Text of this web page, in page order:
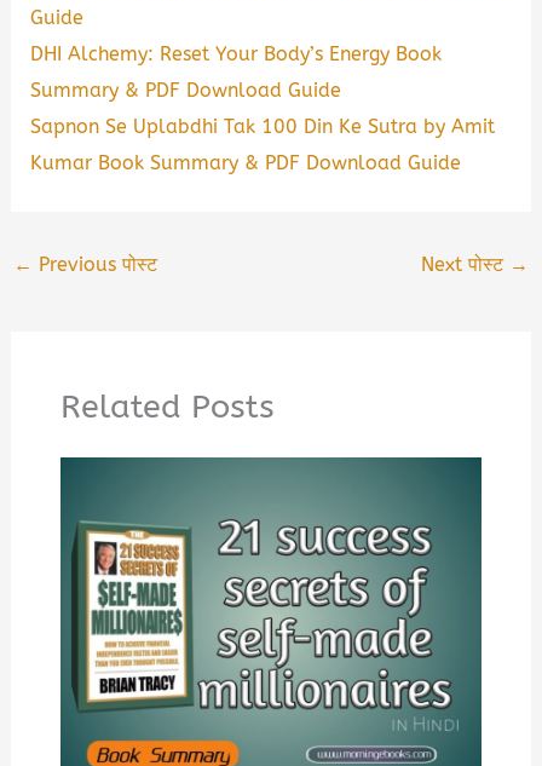
Guide
DHI Alchemy: Reset Your Body’s Energy Book
Summary & PDF Download Guide
Sapnon Se Uplabdhi Tak 100 Din Ke Sutra by Amit
Kumar Book Summary & PDF Download Guide
← Previous पोस्ट Next पोस्ट →
Related Posts